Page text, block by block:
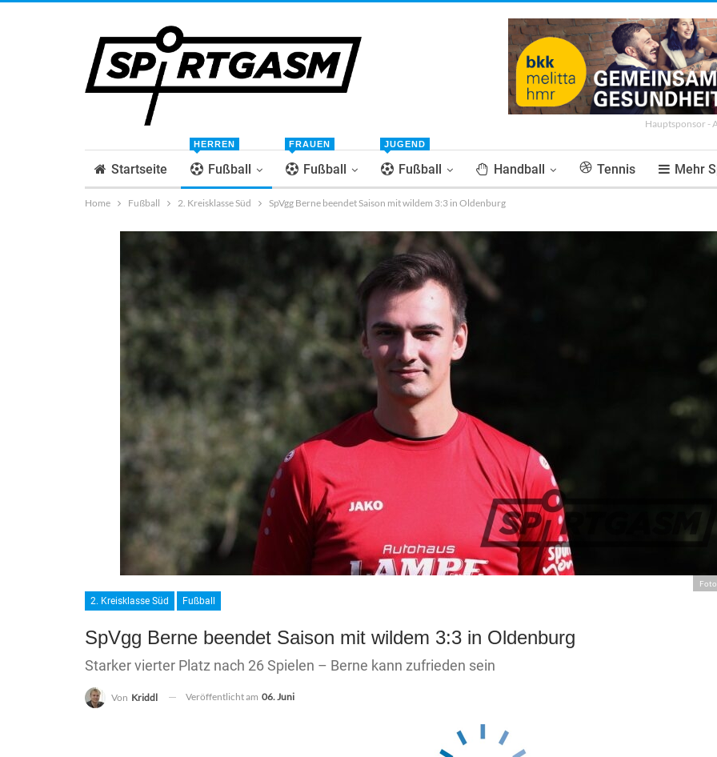
Hauptsponsor -
Startseite Fußball
HERREN
Fußball
FRAUEN
Fußball
JUGEND
Handball Tennis Mehr
Home Fußball 2. Kreisklasse Süd SpVgg Berne beendet Saison mit wildem 3:3 in Oldenburg
2. Kreisklasse Süd Fußball
SpVgg Berne beendet Saison mit wildem 3:3 in Oldenburg
Starker vierter Platz nach 26 Spielen – Berne kann zufrieden sein
Von Kriddl Veröffentlicht am 06. Juni